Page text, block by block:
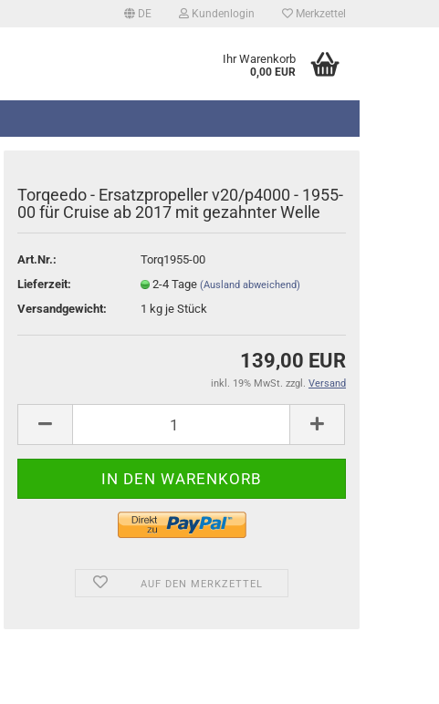
DE Kundenlogin
Konto erstellen
Passwort vergessen?
Merkzettel
Ihr Warenkorb
0,00 EUR
Torqeedo - Ersatzpropeller v20/p4000 - 1955-
00 für Cruise ab 2017 mit gezahnter Welle
Art.Nr.:
Torq1955-00
Lieferzeit:
2-4 Tage (Ausland abweichend)
Versandgewicht: 1 kg je Stück
139,00 EUR
inkl. 19% MwSt. zzgl. Versand
AUF DEN MERKZETTEL